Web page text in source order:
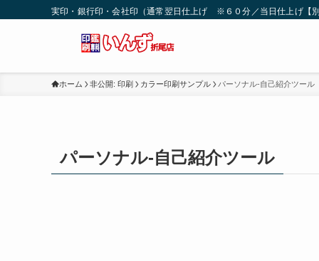
実印・銀行印・会社印（通常翌日仕上げ ※６０分／当日仕上げ【
ホーム 非公開: 印刷 カラー印刷サンプル パーソナル-自己紹介ツール
パーソナル-自己紹介ツール